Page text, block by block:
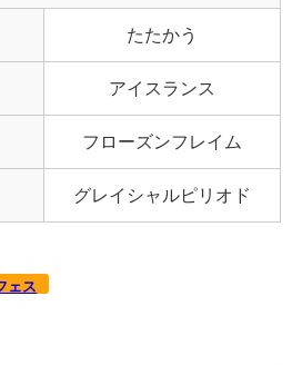
たたかう
アイスランス
フローズンフレイム
グレイシャルピリオド
ェス